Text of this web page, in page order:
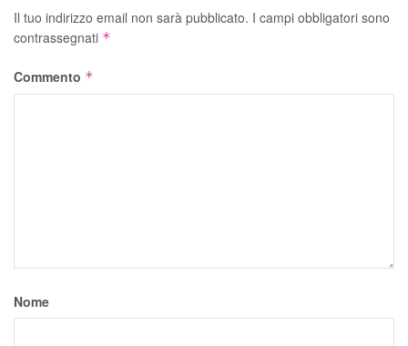
Il tuo indirizzo email non sarà pubblicato. I campi obbligatori sono
contrassegnati *
Commento *
Nome